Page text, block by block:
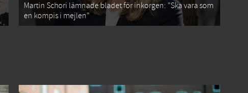
Martin Schori lämnade bladet för inkorgen: ”Ska vara som
en kompis i mejlen”